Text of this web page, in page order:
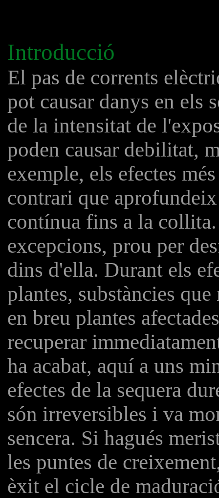
Introducció
El pas de corrents
pot causar danys en els
de la intensitat de
poden causar debilitat,
exemple, els efectes
contrari que
contínua fins a la
excepcions, prou per
dins d'ella. Durant els
plantes, substàncies
en breu plantes
recuperar
ha acabat, aquí a uns
efectes de la sequera
són irreversibles i va
sencera. Si hagués
les puntes de
èxit el cicle de